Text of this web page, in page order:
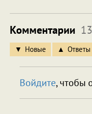
Комментарии
Новые Ответы
Войдите, чтобы